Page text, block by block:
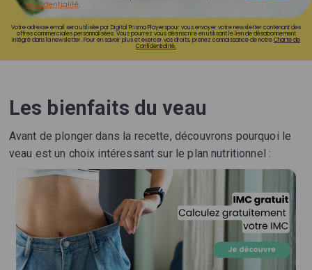
confidentialité.
Votre adresse email sera utilisée par Digital Prisma Playerspour vous envoyer votre newsletter contenant des
offres commerciales personnalisées. Vous pourrez vous désinscrire en utilisant le lien de désabonnement
intégré dans la newsletter. Pour en savoir plus et exercer vos droits, prenez connaissance de notreCharte de
Confidentialité.
Les bienfaits du veau
Avant de plonger dans la recette, découvrons pourquoi le
veau est un choix intéressant sur le plan nutritionnel :